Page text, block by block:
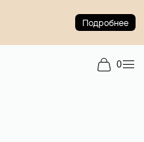
Подробнее
0